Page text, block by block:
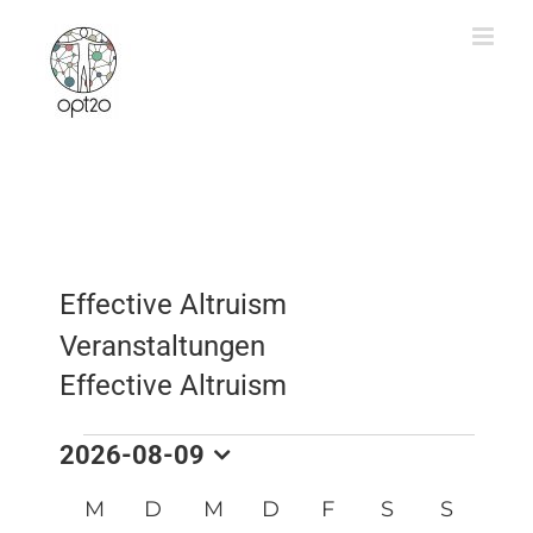
springen
Effective Altruism
Veranstaltungen
Effective Altruism
Veranstaltungen
2026-08-09
Kalender
M MONTAG
D DIENSTAG
M MITTWOCH
D DONNERSTAG
F FREITAG
S SAMSTAG
S